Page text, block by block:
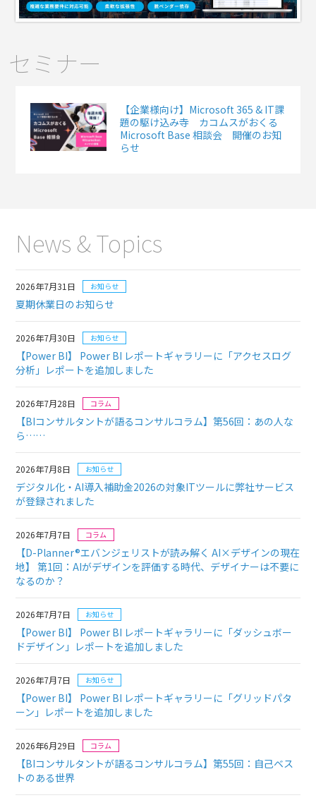
セミナー
【企業様向け】Microsoft 365 & IT課
題の駆け込み寺 カコムスがおくる
Microsoft Base 相談会 開催のお知
らせ
News & Topics
2026年7月31日 お知らせ
夏期休業日のお知らせ
2026年7月30日 お知らせ
【Power BI】 Power BI レポートギャラリーに「アクセスログ
分析」レポートを追加しました
2026年7月28日 コラム
【BIコンサルタントが語るコンサルコラム】第56回：あの人な
ら……
2026年7月8日 お知らせ
デジタル化・AI導入補助金2026の対象ITツールに弊社サービス
が登録されました
2026年7月7日 コラム
【D-Planner®エバンジェリストが読み解く AI×デザインの現在
地】 第1回：AIがデザインを評価する時代、デザイナーは不要に
なるのか？
2026年7月7日 お知らせ
【Power BI】 Power BI レポートギャラリーに「ダッシュボー
ドデザイン」レポートを追加しました
2026年7月7日 お知らせ
【Power BI】 Power BI レポートギャラリーに「グリッドパタ
ーン」レポートを追加しました
2026年6月29日 コラム
【BIコンサルタントが語るコンサルコラム】第55回：自己ベス
トのある世界